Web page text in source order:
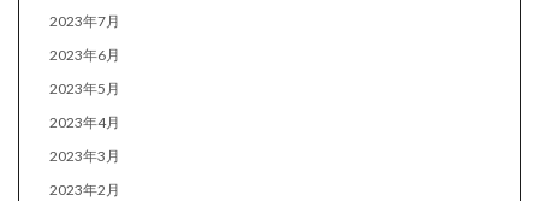
2023年7月
2023年6月
2023年5月
2023年4月
2023年3月
2023年2月